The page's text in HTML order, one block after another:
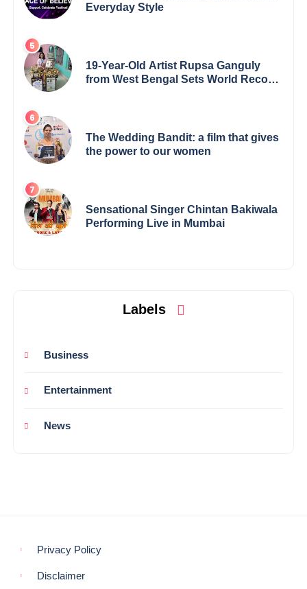
Everyday Style
19-Year-Old Artist Rupsa Ganguly
from West Bengal Sets World Record,
The Wedding Bandit: a film that gives
the power to our women
Sensational Singer Chintan Bakiwala
Performing Live in Mumbai
Labels
Business
Entertainment
News
Privacy Policy
Disclaimer